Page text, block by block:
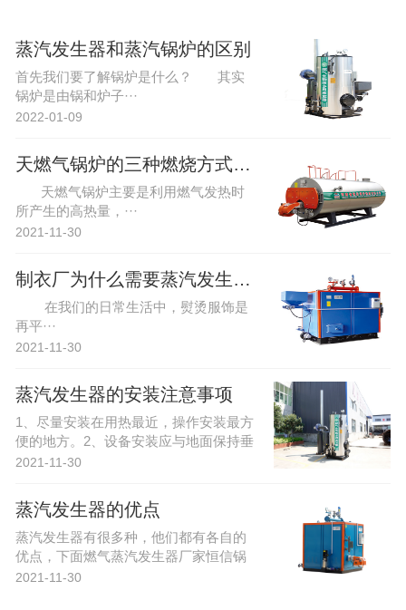
蒸汽发生器和蒸汽锅炉的区别
首先我们要了解锅炉是什么？ 其实
锅炉是由锅和炉子···
2022-01-09
天燃气锅炉的三种燃烧方式有哪些利与弊?
天燃气锅炉主要是利用燃气发热时
所产生的高热量，···
2021-11-30
制衣厂为什么需要蒸汽发生器?
在我们的日常生活中，熨烫服饰是
再平···
2021-11-30
蒸汽发生器的安装注意事项
1、尽量安装在用热最近，操作安装最方
便的地方。2、设备安装应与地面保持垂
直。3、水箱高度不超过设备的···
2021-11-30
蒸汽发生器的优点
蒸汽发生器有很多种，他们都有各自的
优点，下面燃气蒸汽发生器厂家恒信锅
炉给大家分享一下他们各自的优点。···
2021-11-30